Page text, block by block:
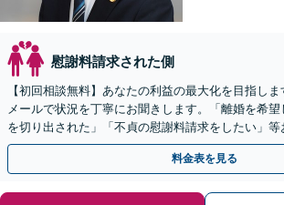
慰謝料請求された側
【初回相談無料】あなたの利益の最大化を目指しま
メールで状況を丁寧にお聞きします。「離婚を希
を切り出された」「不貞の慰謝料請求をしたい」
【リーズナブルな料金設定】
料金表を見る